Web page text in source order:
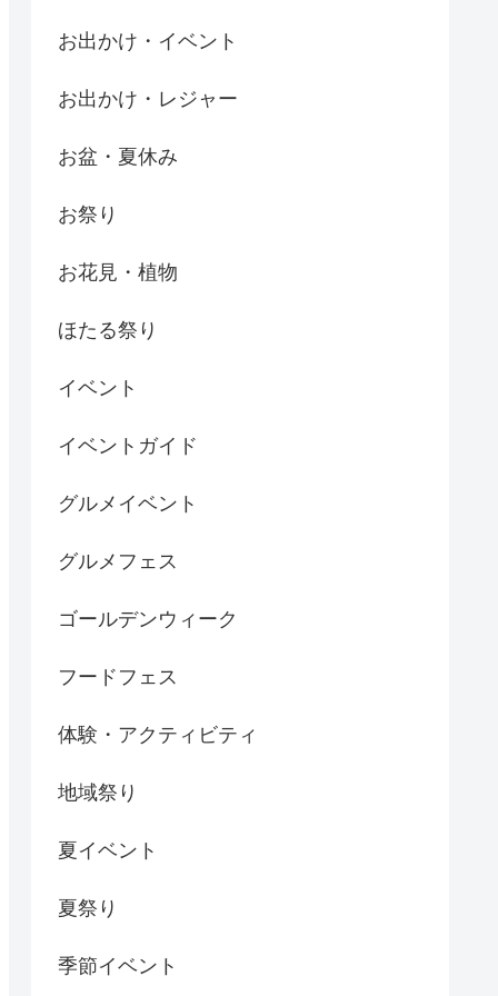
お出かけ・イベント
お出かけ・レジャー
お盆・夏休み
お祭り
お花見・植物
ほたる祭り
イベント
イベントガイド
グルメイベント
グルメフェス
ゴールデンウィーク
フードフェス
体験・アクティビティ
地域祭り
夏イベント
夏祭り
季節イベント